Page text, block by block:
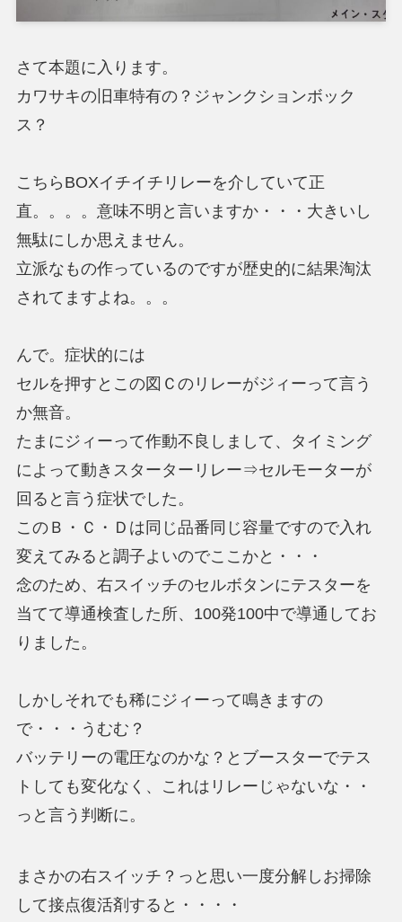
さて本題に入ります。
カワサキの旧車特有の？ジャンクションボック
ス？
こちらBOXイチイチリレーを介していて正
直。。。。意味不明と言いますか・・・大きいし
無駄にしか思えません。
立派なもの作っているのですが歴史的に結果淘汰
されてますよね。。。
んで。症状的には
セルを押すとこの図Ｃのリレーがジィーって言う
か無音。
たまにジィーって作動不良しまして、タイミング
によって動きスターターリレー⇒セルモーターが
回ると言う症状でした。
このＢ・Ｃ・Ｄは同じ品番同じ容量ですので入れ
変えてみると調子よいのでここかと・・・
念のため、右スイッチのセルボタンにテスターを
当てて導通検査した所、100発100中で導通してお
りました。
しかしそれでも稀にジィーって鳴きますの
で・・・うむむ？
バッテリーの電圧なのかな？とブースターでテス
トしても変化なく、これはリレーじゃないな・・
っと言う判断に。
まさかの右スイッチ？っと思い一度分解しお掃除
して接点復活剤すると・・・・